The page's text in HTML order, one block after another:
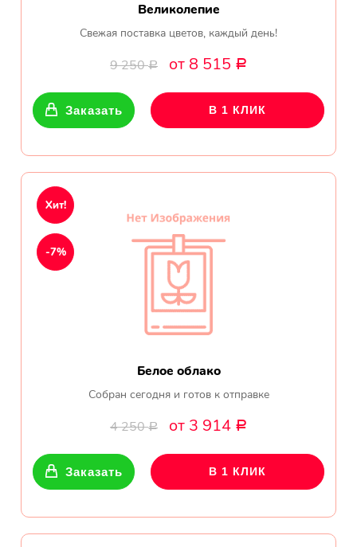
Великолепие
Свежая поставка цветов, каждый день!
9 250Р от 8 515 Р
Заказать В 1 КЛИК
Белое облако
Собран сегодня и готов к отправке
4 250Р от 3 914 Р
Хит!
-7%
Заказать В 1 КЛИК